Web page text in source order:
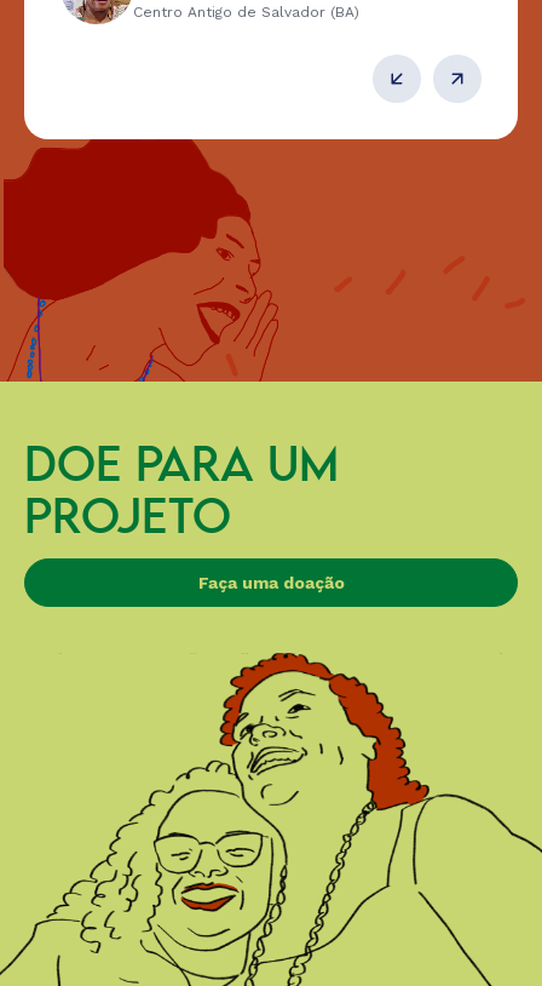
Centro Antigo de Salvador (BA)
DOE PARA UM
PROJETO
Faça uma doação